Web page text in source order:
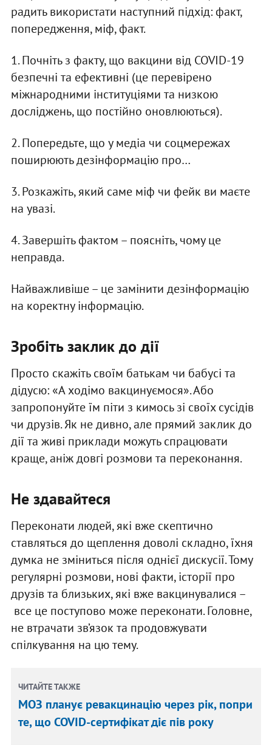
радить використати наступний підхід: факт,
попередження, міф, факт.
1. Почніть з факту, що вакцини від COVID-19
безпечні та ефективні (це перевірено
міжнародними інституціями та низкою
досліджень, що постійно оновлюються).
2. Попередьте, що у медіа чи соцмережах
поширюють дезінформацію про…
3. Розкажіть, який саме міф чи фейк ви маєте
на увазі.
4. Завершіть фактом – поясніть, чому це
неправда.
Найважливіше – це замінити дезінформацію
на коректну інформацію.
Зробіть заклик до дії
Просто скажіть своїм батькам чи бабусі та
дідусю: «А ходімо вакцинуємося». Або
запропонуйте їм піти з кимось зі своїх сусідів
чи друзів. Як не дивно, але прямий заклик до
дії та живі приклади можуть спрацювати
краще, аніж довгі розмови та переконання.
Не здавайтеся
Переконати людей, які вже скептично
ставляться до щеплення доволі складно, їхня
думка не зміниться після однієї дискусії. Тому
регулярні розмови, нові факти, історії про
друзів та близьких, які вже вакцинувалися –
все це поступово може переконати. Головне,
не втрачати зв’язок та продовжувати
спілкування на цю тему.
ЧИТАЙТЕ ТАКЖЕ
МОЗ планує ревакцинацію через рік, попри
те, що COVID-сертифікат діє пів року